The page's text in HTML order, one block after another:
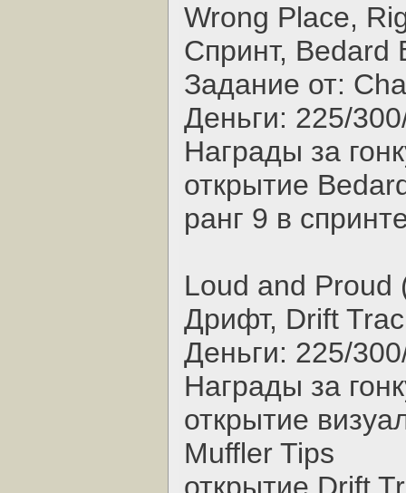
Wrong Place,
Спринт, Bedard
Задание от:
Деньги: 225/
Награды за
открытие
ранг 9 в
Loud and Proud
Дрифт, Drift
Деньги: 225/
Награды за
открытие
Muffler Tips